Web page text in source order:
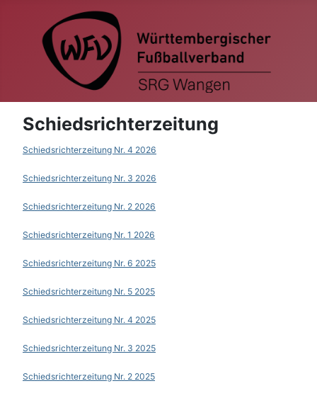
Schiedsrichterzeitung
Schiedsrichterzeitung Nr. 4 2026
Schiedsrichterzeitung Nr. 3 2026
Schiedsrichterzeitung Nr. 2 2026
Schiedsrichterzeitung Nr. 1 2026
Schiedsrichterzeitung Nr. 6 2025
Schiedsrichterzeitung Nr. 5 2025
Schiedsrichterzeitung Nr. 4 2025
Schiedsrichterzeitung Nr. 3 2025
Schiedsrichterzeitung Nr. 2 2025